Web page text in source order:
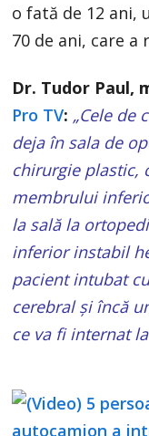
o fată de 12 ani,
70 de ani, care a
Dr. Tudor Paul,
Pro TV: „Cele de
deja în sala de
chirurgie plastic,
membrului
la sală la
inferior instabil
pacient intubat
cerebral și încă
ce va fi internat